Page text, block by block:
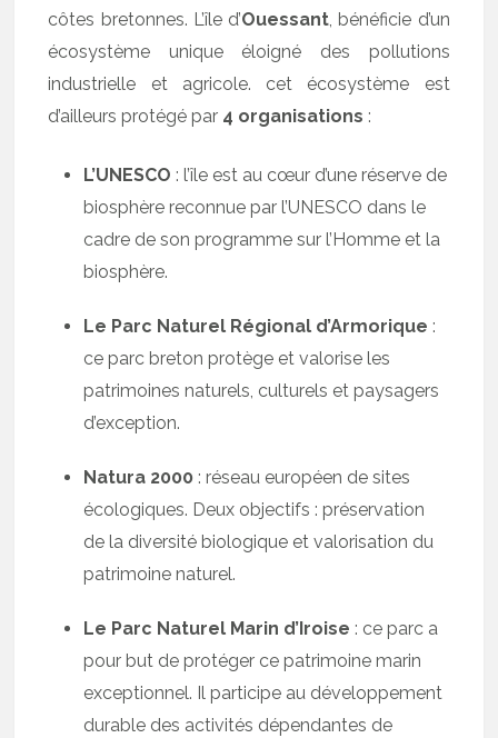
côtes bretonnes. L’île d’Ouessant, bénéficie d’un
écosystème unique éloigné des pollutions
industrielle et agricole. cet écosystème est
d’ailleurs protégé par 4 organisations :
L’UNESCO : l’île est au cœur d’une réserve de
biosphère reconnue par l’UNESCO dans le
cadre de son programme sur l’Homme et la
biosphère.
Le Parc Naturel Régional d’Armorique :
ce parc breton protège et valorise les
patrimoines naturels, culturels et paysagers
d’exception.
Natura 2000 : réseau européen de sites
écologiques. Deux objectifs : préservation
de la diversité biologique et valorisation du
patrimoine naturel.
Le Parc Naturel Marin d’Iroise : ce parc a
pour but de protéger ce patrimoine marin
exceptionnel. Il participe au développement
durable des activités dépendantes de